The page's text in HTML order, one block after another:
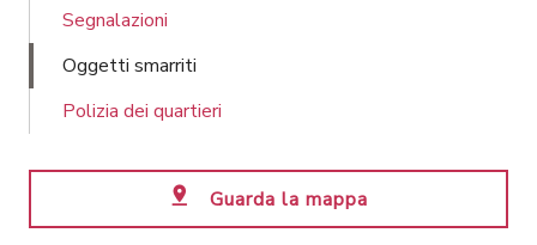
Segnalazioni
Oggetti smarriti
Polizia dei quartieri
Guarda la mappa